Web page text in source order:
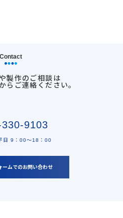
Contact
製作のご相談は
らご連絡ください。
9103
日 9：00〜18：00
ームでのお問い合わせ